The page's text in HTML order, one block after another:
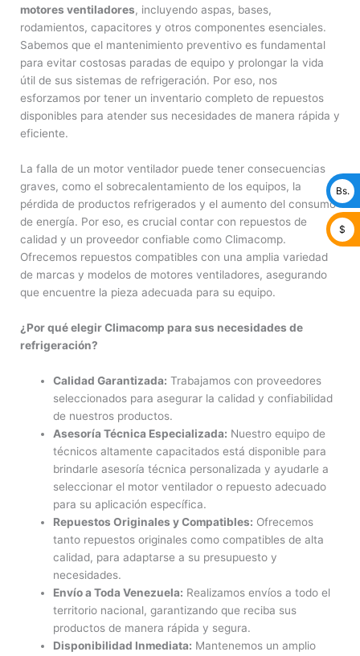
motores ventiladores, incluyendo aspas, bases,
rodamientos, capacitores y otros componentes esenciales.
Sabemos que el mantenimiento preventivo es fundamental
para evitar costosas paradas de equipo y prolongar la vida
útil de sus sistemas de refrigeración. Por eso, nos
esforzamos por tener un inventario completo de repuestos
disponibles para atender sus necesidades de manera rápida y
eficiente.
La falla de un motor ventilador puede tener consecuencias
graves, como el sobrecalentamiento de los equipos, la
pérdida de productos refrigerados y el aumento del consumo
de energía. Por eso, es crucial contar con repuestos de
calidad y un proveedor confiable como Climacomp.
Ofrecemos repuestos compatibles con una amplia variedad
de marcas y modelos de motores ventiladores, asegurando
que encuentre la pieza adecuada para su equipo.
¿Por qué elegir Climacomp para sus necesidades de
refrigeración?
Calidad Garantizada: Trabajamos con proveedores
seleccionados para asegurar la calidad y confiabilidad
de nuestros productos.
Asesoría Técnica Especializada: Nuestro equipo de
técnicos altamente capacitados está disponible para
brindarle asesoría técnica personalizada y ayudarle a
seleccionar el motor ventilador o repuesto adecuado
para su aplicación específica.
Repuestos Originales y Compatibles: Ofrecemos
tanto repuestos originales como compatibles de alta
calidad, para adaptarse a su presupuesto y
necesidades.
Envío a Toda Venezuela: Realizamos envíos a todo el
territorio nacional, garantizando que reciba sus
productos de manera rápida y segura.
Disponibilidad Inmediata: Mantenemos un amplio
Bs.
$